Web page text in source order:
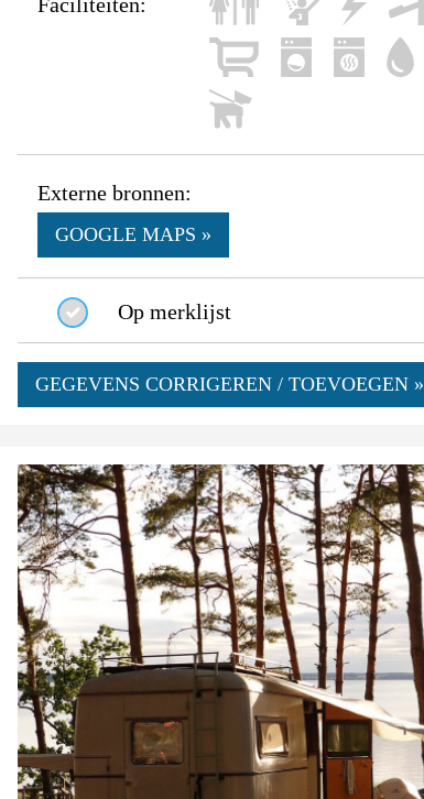
Externe bronnen:
GOOGLE MAPS »
Op merklijst
GEGEVENS CORRIGEREN / TOEVOEGEN »